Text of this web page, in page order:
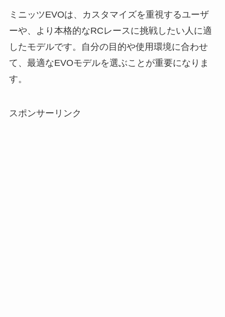
ミニッツEVOは、カスタマイズを重視するユーザ
ーや、より本格的なRCレースに挑戦したい人に適
したモデルです。自分の目的や使用環境に合わせ
て、最適なEVOモデルを選ぶことが重要になりま
す。
スポンサーリンク